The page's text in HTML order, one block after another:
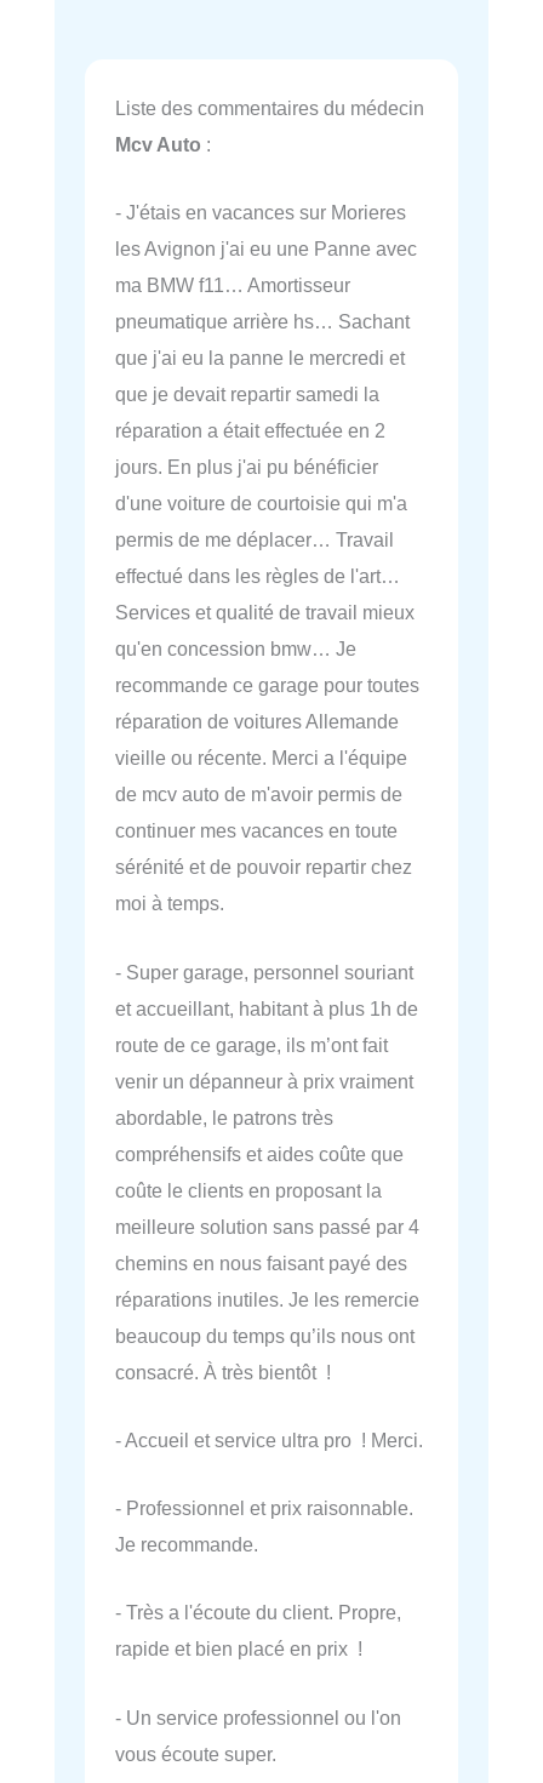
Liste des commentaires du médecin
Mcv Auto :
- J'étais en vacances sur Morieres
les Avignon j'ai eu une Panne avec
ma BMW f11… Amortisseur
pneumatique arrière hs… Sachant
que j'ai eu la panne le mercredi et
que je devait repartir samedi la
réparation a était effectuée en 2
jours. En plus j'ai pu bénéficier
d'une voiture de courtoisie qui m'a
permis de me déplacer… Travail
effectué dans les règles de l'art…
Services et qualité de travail mieux
qu'en concession bmw… Je
recommande ce garage pour toutes
réparation de voitures Allemande
vieille ou récente. Merci a l'équipe
de mcv auto de m'avoir permis de
continuer mes vacances en toute
sérénité et de pouvoir repartir chez
moi à temps.
- Super garage, personnel souriant
et accueillant, habitant à plus 1h de
route de ce garage, ils m’ont fait
venir un dépanneur à prix vraiment
abordable, le patrons très
compréhensifs et aides coûte que
coûte le clients en proposant la
meilleure solution sans passé par 4
chemins en nous faisant payé des
réparations inutiles. Je les remercie
beaucoup du temps qu’ils nous ont
consacré. À très bientôt !
- Accueil et service ultra pro ! Merci.
- Professionnel et prix raisonnable.
Je recommande.
- Très a l'écoute du client. Propre,
rapide et bien placé en prix !
- Un service professionnel ou l'on
vous écoute super.